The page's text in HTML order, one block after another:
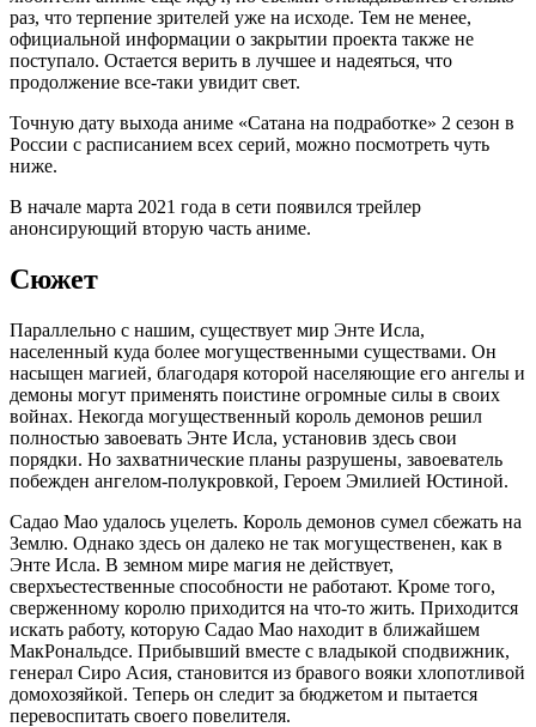
раз, что терпение зрителей уже на исходе. Тем не менее,
официальной информации о закрытии проекта также не
поступало. Остается верить в лучшее и надеяться, что
продолжение все-таки увидит свет.
Точную дату выхода аниме «Сатана на подработке» 2 сезон в
России с расписанием всех серий, можно посмотреть чуть
ниже.
В начале марта 2021 года в сети появился трейлер
анонсирующий вторую часть аниме.
Сюжет
Параллельно с нашим, существует мир Энте Исла,
населенный куда более могущественными существами. Он
насыщен магией, благодаря которой населяющие его ангелы и
демоны могут применять поистине огромные силы в своих
войнах. Некогда могущественный король демонов решил
полностью завоевать Энте Исла, установив здесь свои
порядки. Но захватнические планы разрушены, завоеватель
побежден ангелом-полукровкой, Героем Эмилией Юстиной.
Садао Мао удалось уцелеть. Король демонов сумел сбежать на
Землю. Однако здесь он далеко не так могущественен, как в
Энте Исла. В земном мире магия не действует,
сверхъестественные способности не работают. Кроме того,
сверженному королю приходится на что-то жить. Приходится
искать работу, которую Садао Мао находит в ближайшем
МакРональдсе. Прибывший вместе с владыкой сподвижник,
генерал Сиро Асия, становится из бравого вояки хлопотливой
домохозяйкой. Теперь он следит за бюджетом и пытается
перевоспитать своего повелителя.